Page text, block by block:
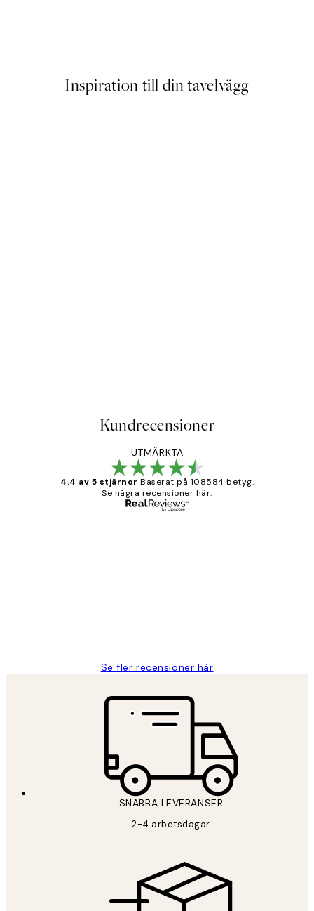
Inspiration till din tavelvägg
Kundrecensioner
UTMÄRKTA
4.4 av 5 stjärnor Baserat på 108584 betyg.
Se några recensioner här.
Se fler recensioner här
SNABBA LEVERANSER
2-4 arbetsdagar